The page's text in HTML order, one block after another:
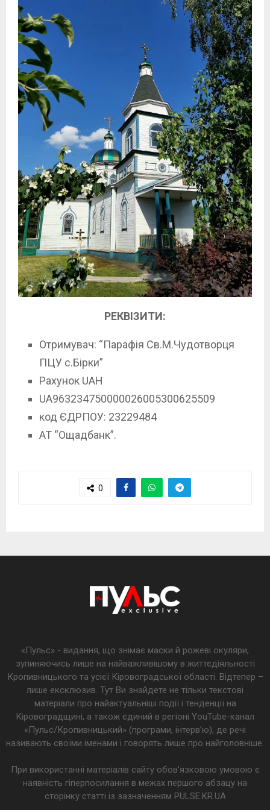
РЕКВІЗИТИ:
Отримувач: “Парафія Св.М.Чудотворця
ПЦУ с.Бірки”
Рахунок UAН
UA963234750000026005300625509
код ЄДРПОУ: 23229484
АТ “Ощадбанк”.
0
«Пульс» - видання, що знімає маски й рожеві окуляри,
зупиняючись лише на найважливішому в життєдіяльності
Кропивницького та усієї Кіровоградської області. Відтепер –
лише ексклюзив. Тут Ви знайдете не тільки текстові
матеріали про найактуальніші події і тенденції на
Кіровоградщині, а також єдиний в регіоні YouTube-канал
«Пульс/Кропивницький» (програми, інтерв’ю), де речі
називають своїми іменами і говорять лише про найголовніше.
При використанні матеріалів сайту обов'язковою умовою є
наявність гіперпосилання в межах першого абзацу на
сторінку статті із зазначенням PULSE.KR.UA